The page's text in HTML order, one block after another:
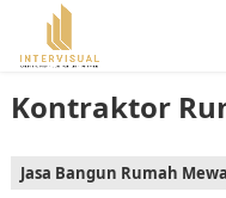
Kontraktor
Jasa Bangun Rumah